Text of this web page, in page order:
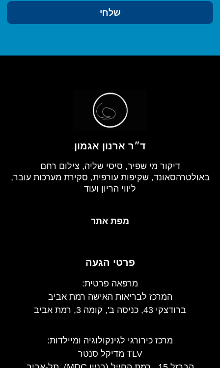
שלחי
ד״ר ארנון אגמון
דיקור מי שפיר, סיסי שליה, צילום רחם
באולטרהסאונד, שקיפות עורפית, סקירת מערכות עובר,
ליווי הריון ועוד
מפת אתר
פרטי הגעה
מרפאה פרטית:
המרכז לבריאות האישה רמת אביב
ברודצקי 43, כניסה ב', קומה 3, רמת אביב
מרכז כירורגי לגינקולוגיה ומיילדות:
TLV מדיקל סנטר